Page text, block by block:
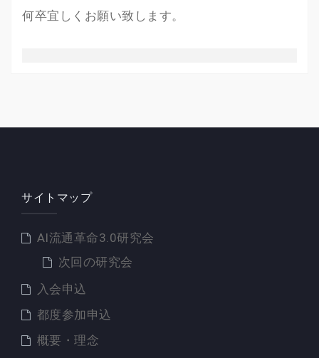
何卒宜しくお願い致します。
サイトマップ
AI流通革命3.0研究会
次回の研究会
入会申込
都度参加申込
概要・理念